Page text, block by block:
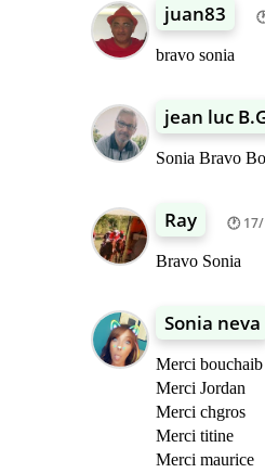
juan83
bravo sonia
jean luc
Sonia Bravo
Ray
Bravo Sonia
Sonia neva
Merci bouchaib
Merci Jordan
Merci chgros
Merci titine
Merci maurice